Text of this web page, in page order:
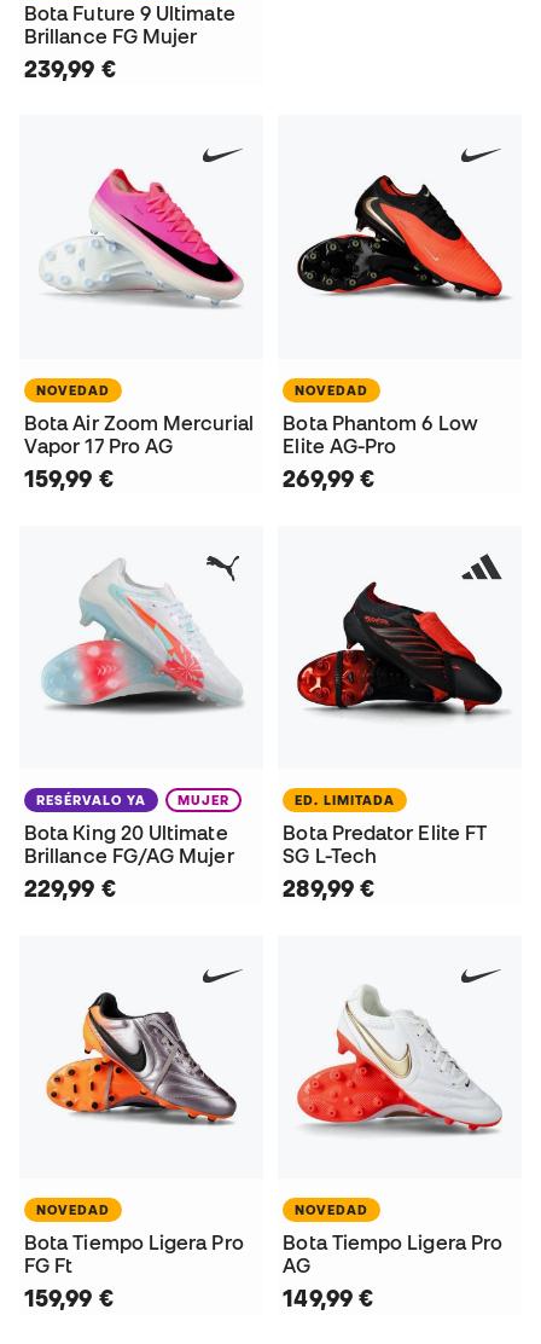
Bota Future 9 Ultimate
Brillance FG Mujer
239,99 €
NOVEDAD
Bota Air Zoom Mercurial
Vapor 17 Pro AG
159,99 €
NOVEDAD
Bota Phantom 6 Low
Elite AG-Pro
269,99 €
RESÉRVALO YA MUJER
Bota King 20 Ultimate
Brillance FG/AG Mujer
229,99 €
ED. LIMITADA
Bota Predator Elite FT
SG L-Tech
289,99 €
NOVEDAD
Bota Tiempo Ligera Pro
FG Ft
159,99 €
NOVEDAD
Bota Tiempo Ligera Pro
AG
149,99 €